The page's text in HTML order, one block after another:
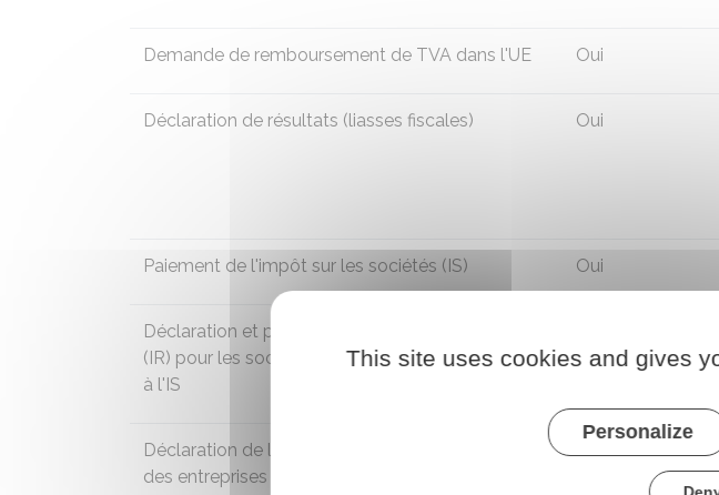
Demande de remboursement de TVA dans l'UE Oui
Déclaration de résultats (liasses fiscales) Oui
Paiement de l'impôt sur les sociétés (IS) Oui
Déclaration et paiement de l'impôt sur le revenu
(IR) pour les sociétés immobilières non soumises
à l'IS
Déclaration de la cotisation sur la valeur ajoutée
des entreprises (
Oui
This site uses cookies and gives
Personalize